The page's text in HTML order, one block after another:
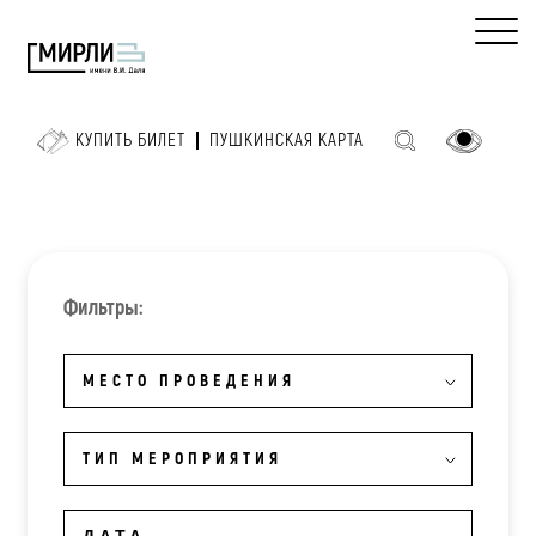
КУПИТЬ БИЛЕТ ПУШКИНСКАЯ КАРТА
Фильтры:
МЕСТО ПРОВЕДЕНИЯ
ТИП МЕРОПРИЯТИЯ